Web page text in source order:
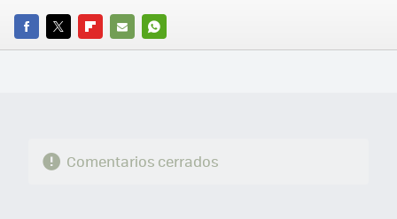
FACEBOOK
TWITTERFLIPBOARD
E-
WHATSAPP
Comentarios cerrados